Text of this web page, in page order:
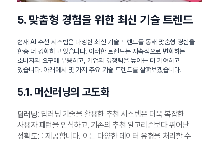
5. 맞춤형 경험을 위한 최신 기술 트렌드
현재 AI 추천 시스템은 다양한 최신 기술 트렌드를 통해 맞춤형 경험을
한층 더 강화하고 있습니다. 이러한 트렌드는 지속적으로 변화하는
소비자의 요구에 부응하고, 기업의 경쟁력을 높이는 데 기여하고
있습니다. 아래에서 몇 가지 주요 기술 트렌드를 살펴보겠습니다.
5.1. 머신러닝의 고도화
딥러닝: 딥러닝 기술을 활용한 추천 시스템은 더욱 복잡한
사용자 패턴을 인식하고, 기존의 추천 알고리즘보다 뛰어난
정확도를 제공합니다. 이는 다양한 데이터 유형을 처리할 수